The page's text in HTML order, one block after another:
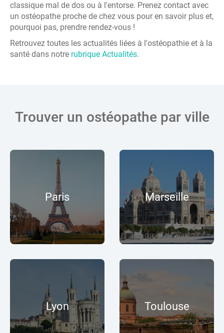
classique mal de dos ou à l'entorse. Prenez contact avec
un ostéopathe proche de chez vous pour en savoir plus et,
pourquoi pas, prendre rendez-vous !
Retrouvez toutes les actualités liées à l'ostéopathie et à la
santé dans notre rubrique Actualités.
Trouver un ostéopathe par ville
Paris Marseille
Lyon Toulouse